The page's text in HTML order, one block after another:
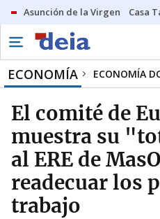
Asunción de la Virgen Casa
ECONOMÍA ECONOMÍA
El comité de
muestra su
al ERE de
readecuar los
trabajo